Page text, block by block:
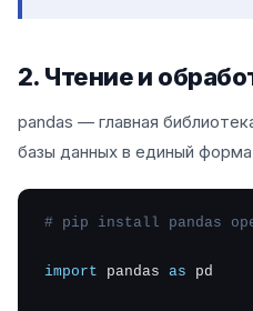
2. Чтение и
pandas — главная
базы данных в единый
# pip install pandas
import pandas as pd